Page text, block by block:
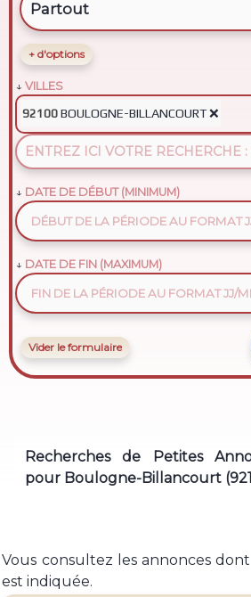
+ d'options
VILLES
92100 BOULOGNE-BILLANCOURT❌
DATE DE DÉBUT (MINIMUM)
DATE DE FIN (MAXIMUM)
Vider le formulaire
Recherches de Petites
pour Boulogne-Billancourt
Vous consultez les annonces
est indiquée.